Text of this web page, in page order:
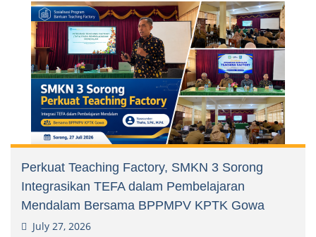
Perkuat Teaching Factory, SMKN 3 Sorong
Integrasikan TEFA dalam Pembelajaran
Mendalam Bersama BPPMPV KPTK Gowa
July 27, 2026